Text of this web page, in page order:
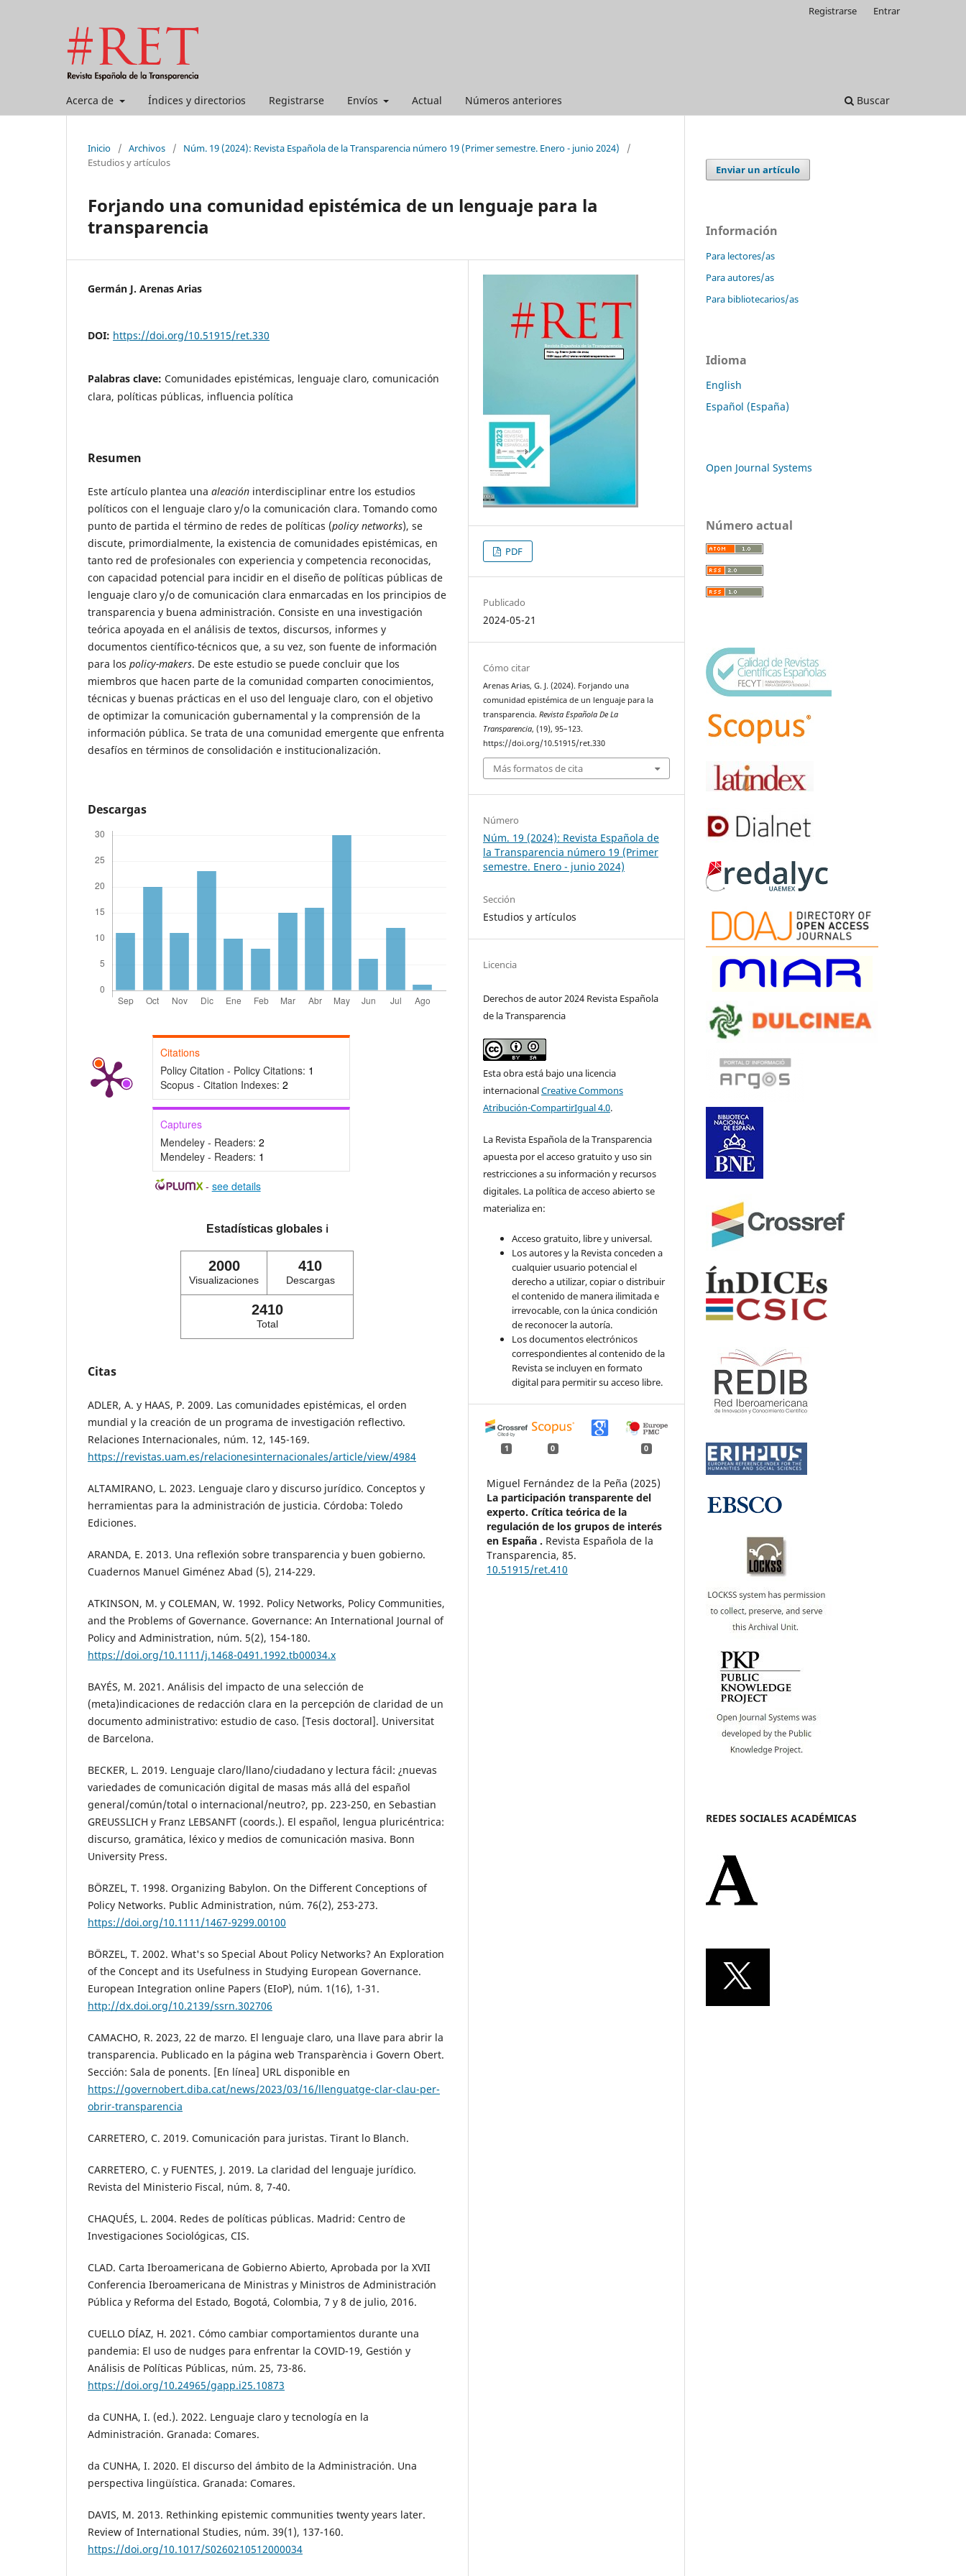
Acerca de Índices y directorios Registrarse Envíos Actual Números anteriores Buscar
Registrarse Entrar
Inicio / Archivos / Núm. 19 (2024): Revista Española de la Transparencia número 19 (Primer semestre. Enero - junio 2024)
/
Estudios y artículos
Forjando una comunidad epistémica de un lenguaje para la
transparencia
Germán J. Arenas Arias
DOI: https://doi.org/10.51915/ret.330
Palabras clave: Comunidades epistémicas, lenguaje claro, comunicación
clara, políticas públicas, influencia política
Resumen
Este artículo plantea una aleación interdisciplinar entre los estudios
políticos con el lenguaje claro y/o la comunicación clara. Tomando como
punto de partida el término de redes de políticas (policy networks), se
discute, primordialmente, la existencia de comunidades epistémicas, en
tanto red de profesionales con experiencia y competencia reconocidas,
con capacidad potencial para incidir en el diseño de políticas públicas de
lenguaje claro y/o de comunicación clara enmarcadas en los principios de
transparencia y buena administración. Consiste en una investigación
teórica apoyada en el análisis de textos, discursos, informes y
documentos científico-técnicos que, a su vez, son fuente de información
para los policy-makers. De este estudio se puede concluir que los
miembros que hacen parte de la comunidad comparten conocimientos,
técnicas y buenas prácticas en el uso del lenguaje claro, con el objetivo
de optimizar la comunicación gubernamental y la comprensión de la
información pública. Se trata de una comunidad emergente que enfrenta
desafíos en términos de consolidación e institucionalización.
Descargas
Citations
Policy Citation - Policy Citations: 1
Scopus - Citation Indexes: 2
Captures
Mendeley - Readers: 2
Mendeley - Readers: 1
- see details
Estadísticas globales ℹ️
2000
Visualizaciones
410
Descargas
2410
Total
Citas
ADLER, A. y HAAS, P. 2009. Las comunidades epistémicas, el orden
mundial y la creación de un programa de investigación reflectivo.
Relaciones Internacionales, núm. 12, 145-169.
https://revistas.uam.es/relacionesinternacionales/article/view/4984
ALTAMIRANO, L. 2023. Lenguaje claro y discurso jurídico. Conceptos y
herramientas para la administración de justicia. Córdoba: Toledo
Ediciones.
ARANDA, E. 2013. Una reflexión sobre transparencia y buen gobierno.
Cuadernos Manuel Giménez Abad (5), 214-229.
ATKINSON, M. y COLEMAN, W. 1992. Policy Networks, Policy Communities,
and the Problems of Governance. Governance: An International Journal of
Policy and Administration, núm. 5(2), 154-180.
https://doi.org/10.1111/j.1468-0491.1992.tb00034.x
BAYÉS, M. 2021. Análisis del impacto de una selección de
(meta)indicaciones de redacción clara en la percepción de claridad de un
documento administrativo: estudio de caso. [Tesis doctoral]. Universitat
de Barcelona.
BECKER, L. 2019. Lenguaje claro/llano/ciudadano y lectura fácil: ¿nuevas
variedades de comunicación digital de masas más allá del español
general/común/total o internacional/neutro?, pp. 223-250, en Sebastian
GREUSSLICH y Franz LEBSANFT (coords.). El español, lengua pluricéntrica:
discurso, gramática, léxico y medios de comunicación masiva. Bonn
University Press.
BÖRZEL, T. 1998. Organizing Babylon. On the Different Conceptions of
Policy Networks. Public Administration, núm. 76(2), 253-273.
https://doi.org/10.1111/1467-9299.00100
BÖRZEL, T. 2002. What's so Special About Policy Networks? An Exploration
of the Concept and its Usefulness in Studying European Governance.
European Integration online Papers (EIoP), núm. 1(16), 1-31.
http://dx.doi.org/10.2139/ssrn.302706
CAMACHO, R. 2023, 22 de marzo. El lenguaje claro, una llave para abrir la
transparencia. Publicado en la página web Transparència i Govern Obert.
Sección: Sala de ponents. [En línea] URL disponible en
https://governobert.diba.cat/news/2023/03/16/llenguatge-clar-clau-per-
obrir-transparencia
CARRETERO, C. 2019. Comunicación para juristas. Tirant lo Blanch.
CARRETERO, C. y FUENTES, J. 2019. La claridad del lenguaje jurídico.
Revista del Ministerio Fiscal, núm. 8, 7-40.
CHAQUÉS, L. 2004. Redes de políticas públicas. Madrid: Centro de
Investigaciones Sociológicas, CIS.
CLAD. Carta Iberoamericana de Gobierno Abierto, Aprobada por la XVII
Conferencia Iberoamericana de Ministras y Ministros de Administración
Pública y Reforma del Estado, Bogotá, Colombia, 7 y 8 de julio, 2016.
CUELLO DÍAZ, H. 2021. Cómo cambiar comportamientos durante una
pandemia: El uso de nudges para enfrentar la COVID-19, Gestión y
Análisis de Políticas Públicas, núm. 25, 73-86.
https://doi.org/10.24965/gapp.i25.10873
da CUNHA, I. (ed.). 2022. Lenguaje claro y tecnología en la
Administración. Granada: Comares.
da CUNHA, I. 2020. El discurso del ámbito de la Administración. Una
perspectiva lingüística. Granada: Comares.
DAVIS, M. 2013. Rethinking epistemic communities twenty years later.
Review of International Studies, núm. 39(1), 137-160.
https://doi.org/10.1017/S0260210512000034
PDF
Publicado
2024-05-21
Cómo citar
Arenas Arias, G. J. (2024). Forjando una
comunidad epistémica de un lenguaje para la
transparencia.Revista Española De La
Transparencia, (19), 95–123.
https://doi.org/10.51915/ret.330
Más formatos de cita
Número
Núm. 19 (2024): Revista Española de
la Transparencia número 19 (Primer
semestre. Enero - junio 2024)
Sección
Estudios y artículos
Licencia
Derechos de autor 2024 Revista Española
de la Transparencia
Esta obra está bajo una licencia
internacionalCreative Commons
Atribución-CompartirIgual 4.0.
La Revista Española de la Transparencia
apuesta por el acceso gratuito y uso sin
restricciones a su información y recursos
digitales. La política de acceso abierto se
materializa en:
Acceso gratuito, libre y universal.
Los autores y la Revista conceden a
cualquier usuario potencial el
derecho a utilizar, copiar o distribuir
el contenido de manera ilimitada e
irrevocable, con la única condición
de reconocer la autoría.
Los documentos electrónicos
correspondientes al contenido de la
Revista se incluyen en formato
digital para permitir su acceso libre.
1 0 0
Miguel Fernández de la Peña (2025)
La participación transparente del
experto. Crítica teórica de la
regulación de los grupos de interés
en España . Revista Española de la
Transparencia,85.
10.51915/ret.410
Enviar un artículo
Información
Para lectores/as
Para autores/as
Para bibliotecarios/as
Idioma
English
Español (España)
Open Journal Systems
Número actual
REDES SOCIALES ACADÉMICAS